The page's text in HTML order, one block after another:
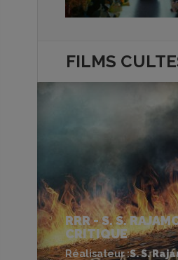
FILMS
RRR - S. S.
CRITIQUE
Réalisateur :S. S.